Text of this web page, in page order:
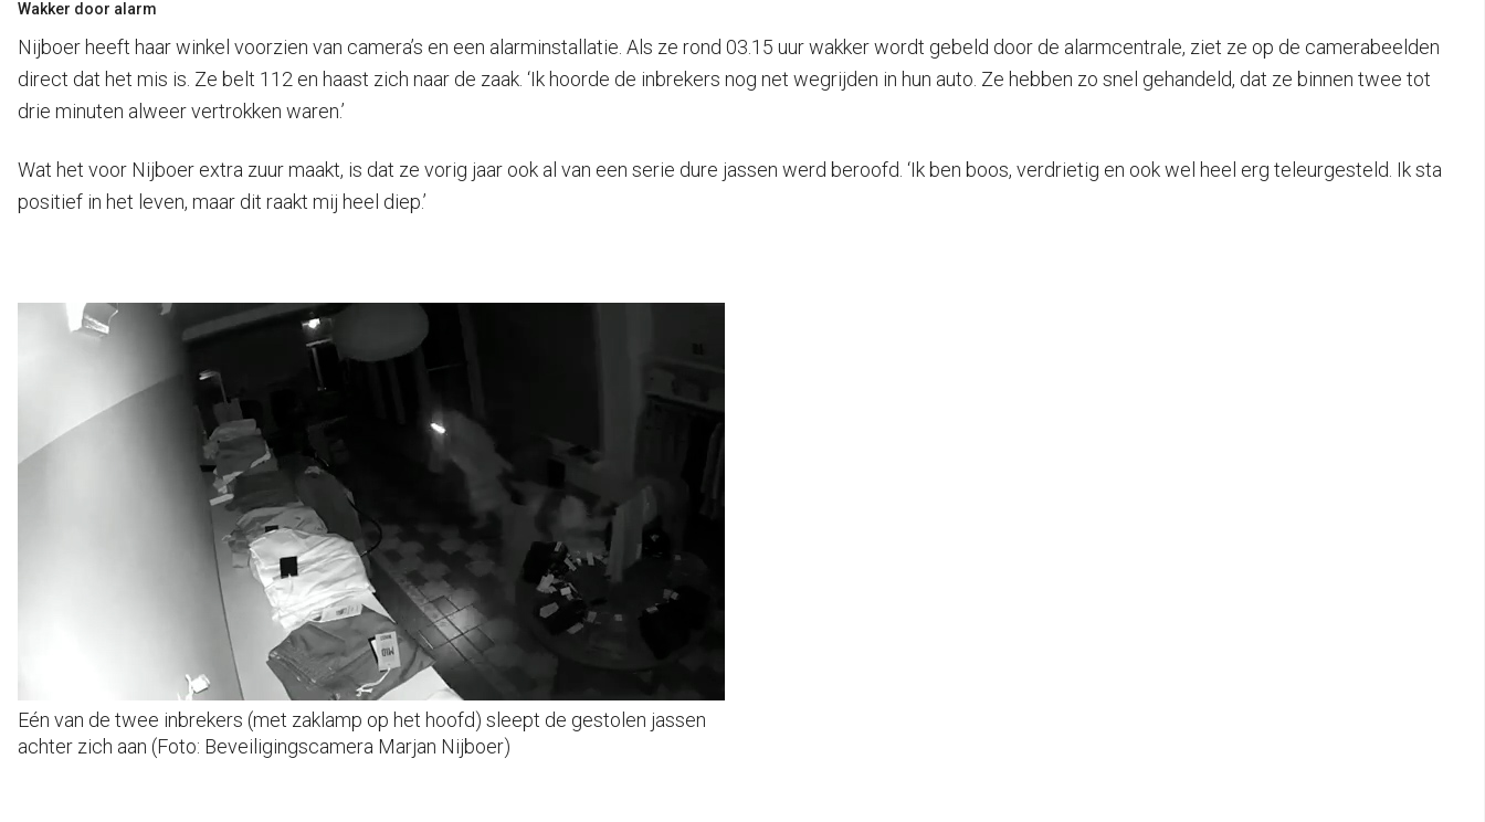
Wakker door alarm
Nijboer heeft haar winkel voorzien van camera’s en een alarminstallatie. Als ze rond 03.15 uur wakker wordt gebeld door de alarmcentrale, ziet ze op de camerabeelden
direct dat het mis is. Ze belt 112 en haast zich naar de zaak. ‘Ik hoorde de inbrekers nog net wegrijden in hun auto. Ze hebben zo snel gehandeld, dat ze binnen twee tot
drie minuten alweer vertrokken waren.’
Wat het voor Nijboer extra zuur maakt, is dat ze vorig jaar ook al van een serie dure jassen werd beroofd. ‘Ik ben boos, verdrietig en ook wel heel erg teleurgesteld. Ik sta
positief in het leven, maar dit raakt mij heel diep.’
Eén van de twee inbrekers (met zaklamp op het hoofd) sleept de gestolen jassen
achter zich aan (Foto: Beveiligingscamera Marjan Nijboer)